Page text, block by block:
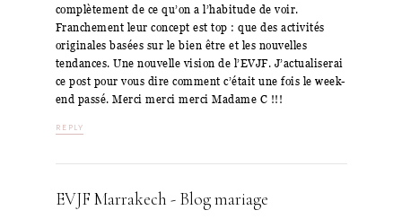
complètement de ce qu’on a l’habitude de voir.
Franchement leur concept est top : que des activités
originales basées sur le bien être et les nouvelles
tendances. Une nouvelle vision de l’EVJF. J’actualiserai
ce post pour vous dire comment c’était une fois le week-
end passé. Merci merci merci Madame C !!!
REPLY
EVJF Marrakech - Blog mariage